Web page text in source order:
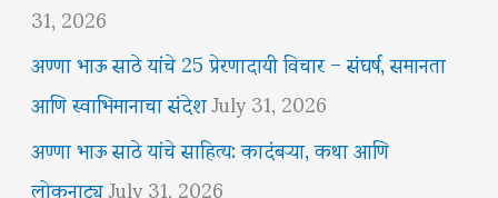
31, 2026
अण्णा भाऊ साठे यांचे 25 प्रेरणादायी विचार – संघर्ष, समानता
आणि स्वाभिमानाचा संदेशJuly 31, 2026
अण्णा भाऊ साठे यांचे साहित्य: कादंबऱ्या, कथा आणि